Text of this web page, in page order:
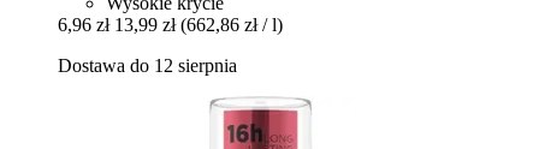
6,96 zł 13,99 zł (662,86 zł / l)
Dostawa do 12 sierpnia